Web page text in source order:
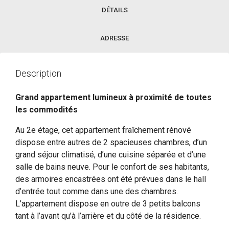
DÉTAILS
ADRESSE
Description
Grand appartement lumineux à proximité de toutes
les commodités
Au 2e étage, cet appartement fraîchement rénové
dispose entre autres de 2 spacieuses chambres, d’un
grand séjour climatisé, d’une cuisine séparée et d’une
salle de bains neuve. Pour le confort de ses habitants,
des armoires encastrées ont été prévues dans le hall
d’entrée tout comme dans une des chambres.
L’appartement dispose en outre de 3 petits balcons
tant à l’avant qu’à l’arrière et du côté de la résidence.